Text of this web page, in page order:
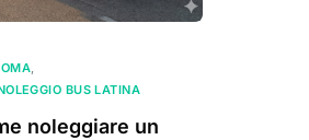
BUS LATINA
noleggiare un